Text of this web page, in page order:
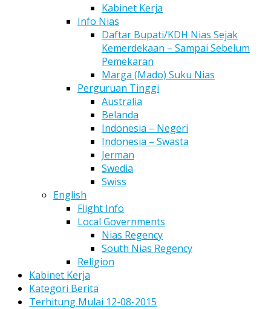
Kabinet Kerja
Info Nias
Daftar Bupati/KDH Nias Sejak
Kemerdekaan – Sampai Sebelum
Pemekaran
Marga (Mado) Suku Nias
Perguruan Tinggi
Australia
Belanda
Indonesia – Negeri
Indonesia – Swasta
Jerman
Swedia
Swiss
English
Flight Info
Local Governments
Nias Regency
South Nias Regency
Religion
Kabinet Kerja
Kategori Berita
Terhitung Mulai 12-08-2015